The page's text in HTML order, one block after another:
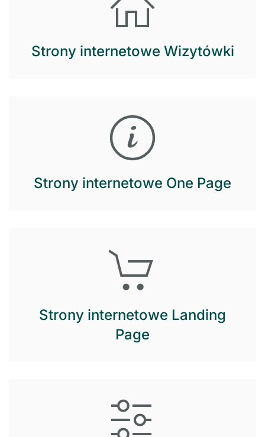
Strony internetowe Wizytówki
Strony internetowe One Page
Strony internetowe Landing
Page